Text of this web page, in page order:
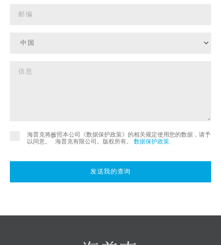
海普克将按照本公司《数据保护政策》的相关规定使用您的数据，请予
以同意。
©
海普克有限公司。版权所有。 数据保护政策.
发送我的查询